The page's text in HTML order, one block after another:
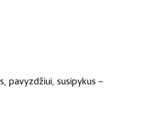
pavyzdžiui, susipykus –